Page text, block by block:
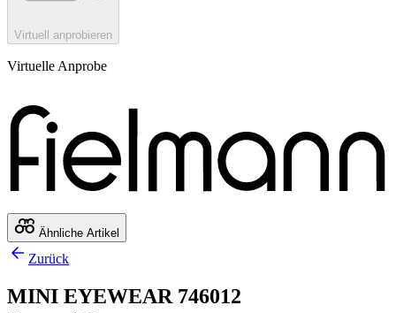
Virtuell anprobieren
Virtuelle Anprobe
Ähnliche Artikel
Zurück
MINI EYEWEAR 746012